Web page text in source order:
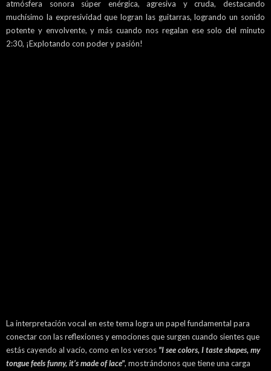
atmósfera sonora súper enérgica, agresiva y cruda, destacando
muchísimo la expresividad que logran las guitarras, logrando un sonido
potente y envolvente, y más cuando nos regalan ese solo del minuto
2:30, ¡Explotando con poder y pasión!
La interpretación vocal en este tema logra un papel fundamental para
conectar con las reflexiones y emociones que surgen cuando sientes que
estás cayendo al vacío, como en los versos "I see colors, I taste shapes, my
tongue feels funny, it’s made of lace", mostrándonos que tiene una carga